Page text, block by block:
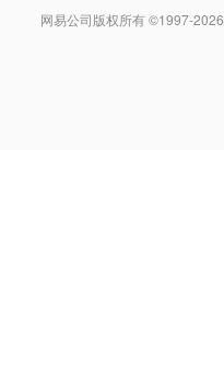
网易公司版权所有 ©1997-2026